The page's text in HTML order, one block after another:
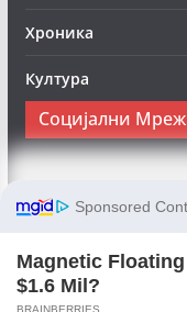
Хроника
Култура
Социјални
Следете нè на